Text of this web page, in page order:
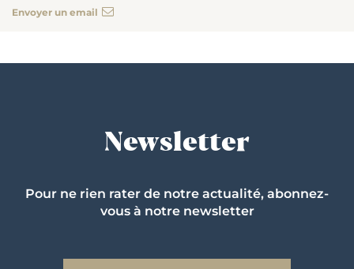
Envoyer un email
Newsletter
Pour ne rien rater de notre actualité, abonnez-
vous à notre newsletter